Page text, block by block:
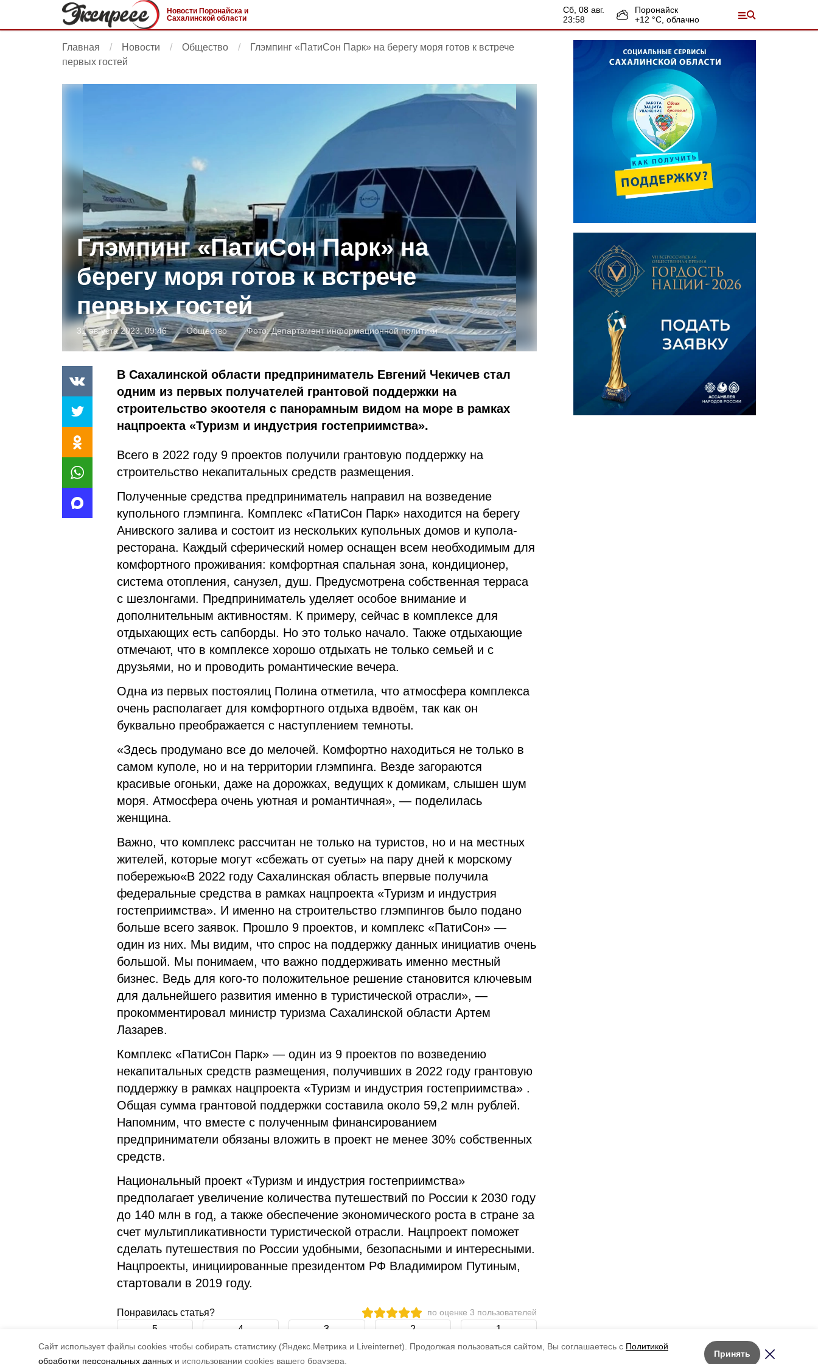
Cайт использует файлы cookies чтобы собирать статистику (Яндекс.Метрика и Liveinternet). Продолжая пользоваться сайтом, Вы соглашаетесь с Политикой
обработки персональных данных и использовании cookies вашего браузера.
Принять
Новости Поронайска и
Сахалинской области
сб, 08 авг.
23:58
Поронайск
+12 °С, облачно
Лента новостей
Главная Новости Общество
Глэмпинг «ПатиСон Парк» на берегу моря готов к встрече
первых гостей
Глэмпинг «ПатиСон Парк» на
берегу моря готов к встрече
первых гостей
31 августа 2023, 09:46 Общество Фото:Департамент информационной политики
В Сахалинской области предприниматель Евгений Чекичев стал
одним из первых получателей грантовой поддержки на
строительство экоотеля с панорамным видом на море в рамках
нацпроекта «Туризм и индустрия гостеприимства».
Всего в 2022 году 9 проектов получили грантовую поддержку на
строительство некапитальных средств размещения.
Полученные средства предприниматель направил на возведение
купольного глэмпинга. Комплекс «ПатиСон Парк» находится на берегу
Анивского залива и состоит из нескольких купольных домов и купола-
ресторана. Каждый сферический номер оснащен всем необходимым для
комфортного проживания: комфортная спальная зона, кондиционер,
система отопления, санузел, душ. Предусмотрена собственная терраса
с шезлонгами. Предприниматель уделяет особое внимание и
дополнительным активностям. К примеру, сейчас в комплексе для
отдыхающих есть сапборды. Но это только начало. Также отдыхающие
отмечают, что в комплексе хорошо отдыхать не только семьей и с
друзьями, но и проводить романтические вечера.
Одна из первых постоялиц Полина отметила, что атмосфера комплекса
очень располагает для комфортного отдыха вдвоём, так как он
буквально преображается с наступлением темноты.
«Здесь продумано все до мелочей. Комфортно находиться не только в
самом куполе, но и на территории глэмпинга. Везде загораются
красивые огоньки, даже на дорожках, ведущих к домикам, слышен шум
моря. Атмосфера очень уютная и романтичная», — поделилась
женщина.
Важно, что комплекс рассчитан не только на туристов, но и на местных
жителей, которые могут «сбежать от суеты» на пару дней к морскому
побережью«В 2022 году Сахалинская область впервые получила
федеральные средства в рамках нацпроекта «Туризм и индустрия
гостеприимства». И именно на строительство глэмпингов было подано
больше всего заявок. Прошло 9 проектов, и комплекс «ПатиСон» —
один из них. Мы видим, что спрос на поддержку данных инициатив очень
большой. Мы понимаем, что важно поддерживать именно местный
бизнес. Ведь для кого-то положительное решение становится ключевым
для дальнейшего развития именно в туристической отрасли», —
прокомментировал министр туризма Сахалинской области Артем
Лазарев.
Комплекс «ПатиСон Парк» — один из 9 проектов по возведению
некапитальных средств размещения, получивших в 2022 году грантовую
поддержку в рамках нацпроекта «Туризм и индустрия гостеприимства» .
Общая сумма грантовой поддержки составила около 59,2 млн рублей.
Напомним, что вместе с полученным финансированием
предприниматели обязаны вложить в проект не менее 30% собственных
средств.
Национальный проект «Туризм и индустрия гостеприимства»
предполагает увеличение количества путешествий по России к 2030 году
до 140 млн в год, а также обеспечение экономического роста в стране за
счет мультипликативности туристической отрасли. Нацпроект поможет
сделать путешествия по России удобными, безопасными и интересными.
Нацпроекты, инициированные президентом РФ Владимиром Путиным,
стартовали в 2019 году.
Понравилась статья? по оценке 3 пользователей
5 4 3 2 1